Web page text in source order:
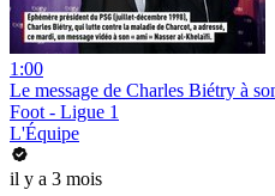
1:00
Le message de Charles Biétry à
Foot - Ligue 1
L'Équipe
il y a 3 mois